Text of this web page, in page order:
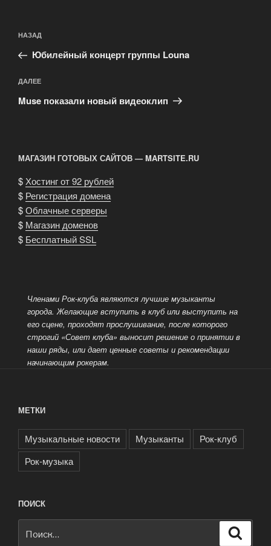
по
записям
Предыдущая
запись:
НАЗАД
Юбилейный концерт группы Louna
Следующая
запись
ДАЛЕЕ
Muse показали новый видеоклип
МАГАЗИН ГОТОВЫХ САЙТОВ — MARTSITE.RU
$Хостинг от 92 рублей
$ Регистрация домена
$Облачные серверы
$ Магазин доменов
$ Бесплатный SSL
Членами Рок-клуба являются лучшие музыканты
города. Желающие вступить в клуб или выступить на
его сцене, проходят прослушивание, после которого
строгий «Совет клуба» выносит решение о принятии в
наши ряды, или дает ценные советы и рекомендации
начинающим рокерам.
МЕТКИ
Музыкальные новости Музыканты
Рок-клуб
Рок-музыка
ПОИСК